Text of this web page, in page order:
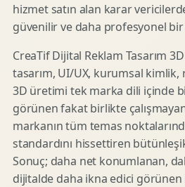
hizmet satın alan karar
güvenilir ve daha profesyonel
CreaTif Dijital Reklam Tasarım 3D
tasarım, UI/UX, kurumsal kimlik,
3D üretimi tek marka dili içinde
görünen fakat birlikte
markanın tüm temas
standardını hissettiren
Sonuç; daha net konumlanan,
dijitalde daha ikna edici